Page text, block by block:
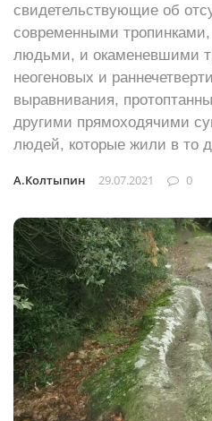
свидетельствующие об
современными
людьми, и окаменевшими
неогеновых и
выравнивания,
другими прямоходячими
людей, которые жили в то
А.Колтыпин 29.07.2021 0